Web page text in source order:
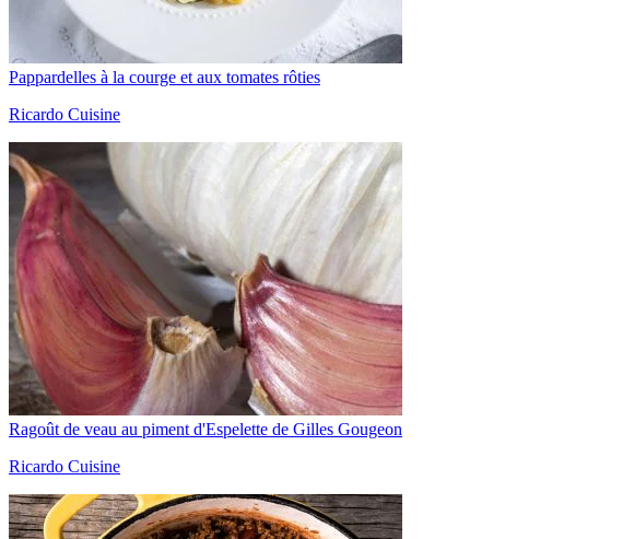
Pappardelles à la courge et aux tomates rôties
Ricardo Cuisine
Ragoût de veau au piment d'Espelette de Gilles Gougeon
Ricardo Cuisine